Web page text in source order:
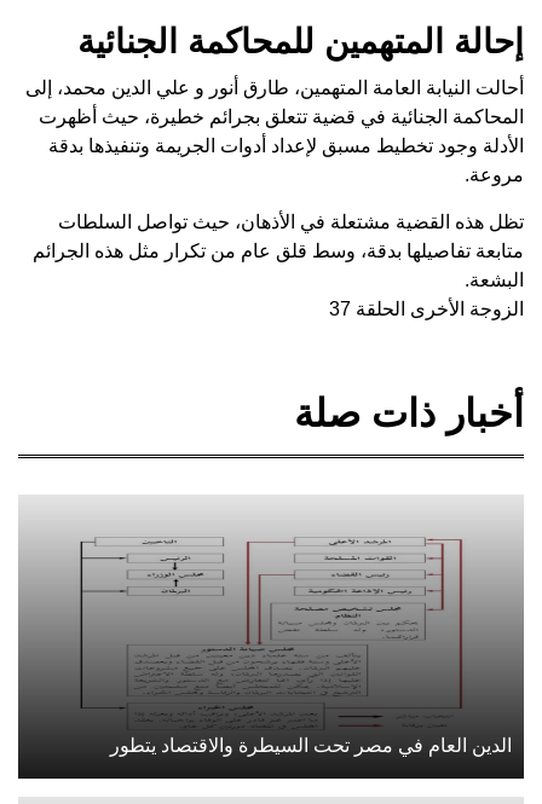
إحالة المتهمين للمحاكمة الجنائية
أحالت النيابة العامة المتهمين، طارق أنور و علي الدين محمد، إلى
المحاكمة الجنائية في قضية تتعلق بجرائم خطيرة، حيث أظهرت
الأدلة وجود تخطيط مسبق لإعداد أدوات الجريمة وتنفيذها بدقة
مروعة.
تظل هذه القضية مشتعلة في الأذهان، حيث تواصل السلطات
متابعة تفاصيلها بدقة، وسط قلق عام من تكرار مثل هذه الجرائم
البشعة.
الزوجة الأخرى الحلقة 37
أخبار ذات صلة
الدين العام في مصر تحت السيطرة والاقتصاد يتطور